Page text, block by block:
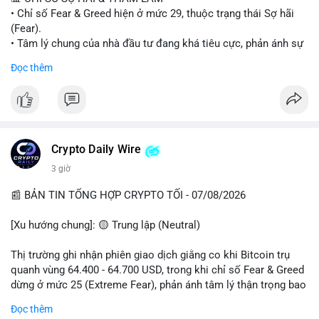
#vlikevn
• Chỉ số Fear & Greed hiện ở mức 29, thuộc trạng thái Sợ hãi
(Fear).
• Tâm lý chung của nhà đầu tư đang khá tiêu cực, phản ánh sự
• CoinGecko Trending: Plume (PLUME), Cash Cat (CASHCAT),
• LunarCrush Trending: Ethereum, Solana, Dogecoin, Polkadot,
Chainlink.
Viettel) và các từ khóa đời sống khác đang chiếm ưu thế.
💬 DÒNG CHẢY TIN TỨC & TRUYỀN THÔNG
năm tù đối với Sam Bankman-Fried (FTX).
• Tin tức vĩ mô: Cảnh báo về tình trạng stagflation (lạm phát
đình trệ) từ dữ liệu PMI của Mỹ; thu nhập của người Mỹ đang
• Tin tức Binance: Binance chuẩn bị nâng cấp dịch vụ giao dịch
Đọc thêm
Crypto Daily Wire
3 giờ
📰 BẢN TIN TỔNG HỢP CRYPTO TỐI - 07/08/2026
[Xu hướng chung]: 🟡 Trung lập (Neutral)
Thị trường ghi nhận phiên giao dịch giằng co khi Bitcoin trụ
quanh vùng 64.400 - 64.700 USD, trong khi chỉ số Fear & Greed
dừng ở mức 25 (Extreme Fear), phản ánh tâm lý thận trọng bao
Đọc thêm